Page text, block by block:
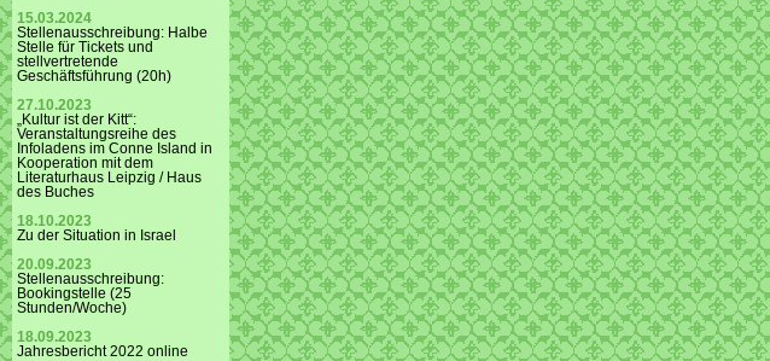
15.03.2024
Stellenausschreibung: Halbe
Stelle für Tickets und
stellvertretende
Geschäftsführung (20h)
27.10.2023
„Kultur ist der Kitt“:
Veranstaltungsreihe des
Infoladens im Conne Island in
Kooperation mit dem
Literaturhaus Leipzig / Haus
des Buches
18.10.2023
Zu der Situation in Israel
20.09.2023
Stellenausschreibung:
Bookingstelle (25
Stunden/Woche)
18.09.2023
Jahresbericht 2022 online